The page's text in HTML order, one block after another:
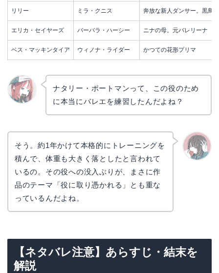
リリー ミラ・クニス 奔放な新人ダンサー。黒鳥
エリカ・セイヤーズ バーバラ・ハーシー ニナの母。元バレリーナ
ベス・マッキンタイア ウィノナ・ライダー かつての花形プリマ
ナタリー・ポートマンって、この役のため
に本当にバレエを練習したんだよね？
そう。約1年かけて本格的にトレーニングを
積んで、体重も大きく落としたと言われて
いるの。その役への没入ぶりが、まさに作
品のテーマ「役に取り憑かれる」とも重な
っているんだよね。
【ネタバレ注意】あらすじ・結末を
解説